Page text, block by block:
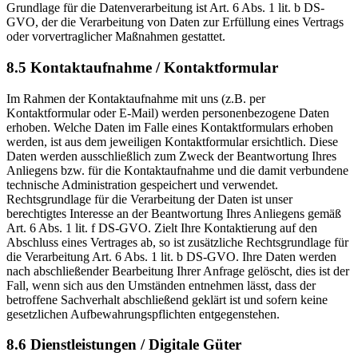
Grundlage für die Datenverarbeitung ist Art. 6 Abs. 1 lit. b DS-
GVO, der die Verarbeitung von Daten zur Erfüllung eines Vertrags
oder vorvertraglicher Maßnahmen gestattet.
8.5 Kontaktaufnahme / Kontaktformular
Im Rahmen der Kontaktaufnahme mit uns (z.B. per
Kontaktformular oder E-Mail) werden personenbezogene Daten
erhoben. Welche Daten im Falle eines Kontaktformulars erhoben
werden, ist aus dem jeweiligen Kontaktformular ersichtlich. Diese
Daten werden ausschließlich zum Zweck der Beantwortung Ihres
Anliegens bzw. für die Kontaktaufnahme und die damit verbundene
technische Administration gespeichert und verwendet.
Rechtsgrundlage für die Verarbeitung der Daten ist unser
berechtigtes Interesse an der Beantwortung Ihres Anliegens gemäß
Art. 6 Abs. 1 lit. f DS-GVO. Zielt Ihre Kontaktierung auf den
Abschluss eines Vertrages ab, so ist zusätzliche Rechtsgrundlage für
die Verarbeitung Art. 6 Abs. 1 lit. b DS-GVO. Ihre Daten werden
nach abschließender Bearbeitung Ihrer Anfrage gelöscht, dies ist der
Fall, wenn sich aus den Umständen entnehmen lässt, dass der
betroffene Sachverhalt abschließend geklärt ist und sofern keine
gesetzlichen Aufbewahrungspflichten entgegenstehen.
8.6 Dienstleistungen / Digitale Güter